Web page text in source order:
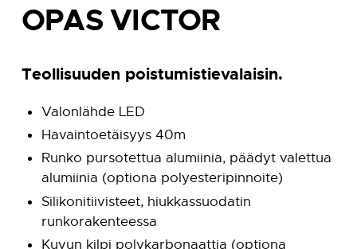
OPAS VICTOR
Teollisuuden poistumistievalaisin.
Valonlähde LED
Havaintoetäisyys 40m
Runko pursotettua alumiinia, päädyt valettua
alumiinia (optiona polyesteripinnoite)
Silikonitiivisteet, hiukkassuodatin
runkorakenteessa
Kuvun kilpi polykarbonaattia (optiona